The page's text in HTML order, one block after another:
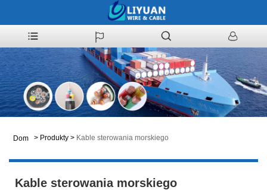
Dom > Produkty > Kable sterowania morskiego
Kable sterowania morskiego